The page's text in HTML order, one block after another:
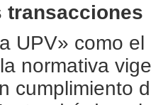
transacciones
UPV» como
normativa
cumplimiento